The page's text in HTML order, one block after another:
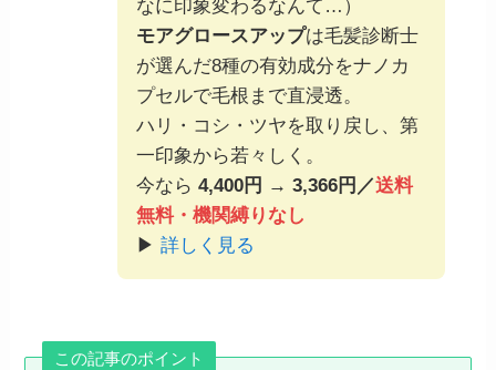
なに印象変わるなんて…）
モアグロースアップは毛髪診断士
が選んだ8種の有効成分をナノカ
プセルで毛根まで直浸透。
ハリ・コシ・ツヤを取り戻し、第
一印象から若々しく。
今なら4,400円 → 3,366円／送料
無料・機関縛りなし
▶詳しく見る
この記事のポイント